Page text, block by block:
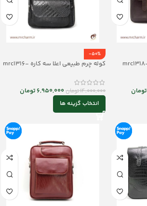
تومان
-50%
کوله چرم طبیعی اعلا سه کاره mrc1316-
14,000,000تومان6,950,000 تومان
انتخاب گزینه ها